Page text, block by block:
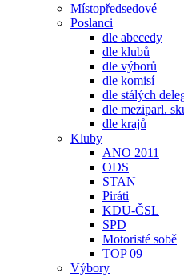
Místopředsedové
Poslanci
dle abecedy
dle klubů
dle výborů
dle komisí
dle stálých
dle meziparl.
dle krajů
Kluby
ANO 2011
ODS
STAN
Piráti
KDU-ČSL
SPD
Motoristé sobě
TOP 09
Výbory